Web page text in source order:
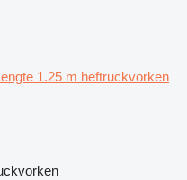
1.25 m heftruckvorken